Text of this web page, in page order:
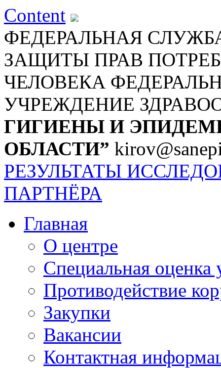
Content
ФЕДЕРАЛЬНАЯ
ЗАЩИТЫ ПРАВ
ЧЕЛОВЕКА
УЧРЕЖДЕНИЕ
ГИГИЕНЫ И
ОБЛАСТИ”
РЕЗУЛЬТАТЫ
ПАРТНЁРА
Главная
О центре
Специальная оценка
Противодействие
Закупки
Вакансии
Контактная